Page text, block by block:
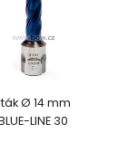
Ø 14 mm
LINE 30